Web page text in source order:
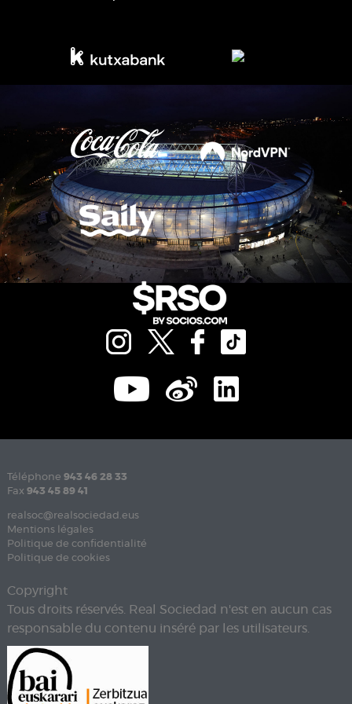
Téléphone 943 46 28 33
Fax 943 45 89 41
realsoc@realsociedad.eus
Mentions légales
Politique de confidentialité
Politique de cookies
Copyright
Tous droits réservés. Real Sociedad n'est en aucun cas
responsable du contenu inséré par les utilisateurs.